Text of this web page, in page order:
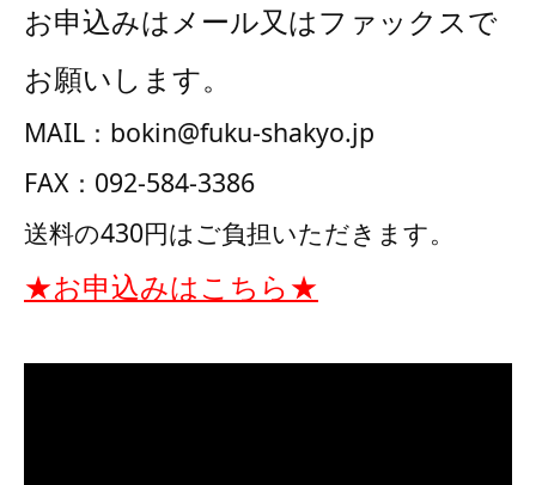
お申込みはメール又はファックスで
お願いします。
MAIL：bokin@fuku-shakyo.jp
FAX：092-584-3386
送料の430円はご負担いただきます。
★お申込みはこちら★